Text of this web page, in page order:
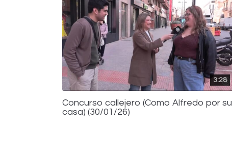
3:28
Concurso callejero (Como Alfredo por su
casa) (30/01/26)